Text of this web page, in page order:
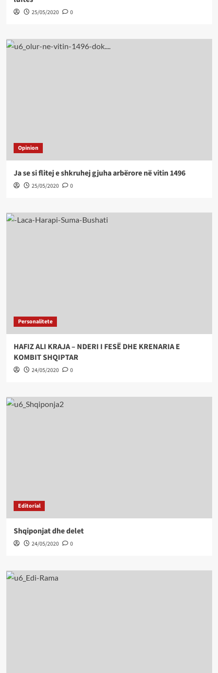
25/05/2020 0
Opinion
Ja se si flitej e shkruhej gjuha arbërore në vitin 1496
25/05/2020 0
Personalitete
HAFIZ ALI KRAJA – NDERI I FESË DHE KRENARIA E
KOMBIT SHQIPTAR
24/05/2020 0
Editorial
Shqiponjat dhe delet
24/05/2020 0